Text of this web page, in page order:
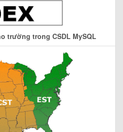
trường trong CSDL MySQL